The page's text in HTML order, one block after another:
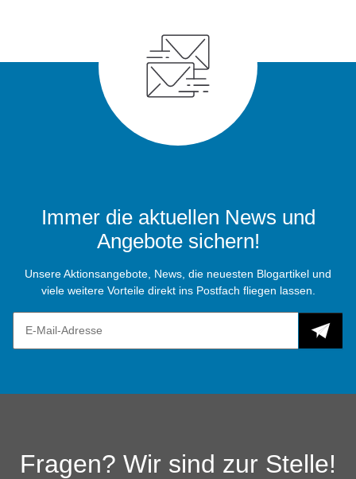
Immer die aktuellen News und
Angebote sichern!
Unsere Aktionsangebote, News, die neuesten Blogartikel und
viele weitere Vorteile direkt ins Postfach fliegen lassen.
Fragen? Wir sind zur Stelle!